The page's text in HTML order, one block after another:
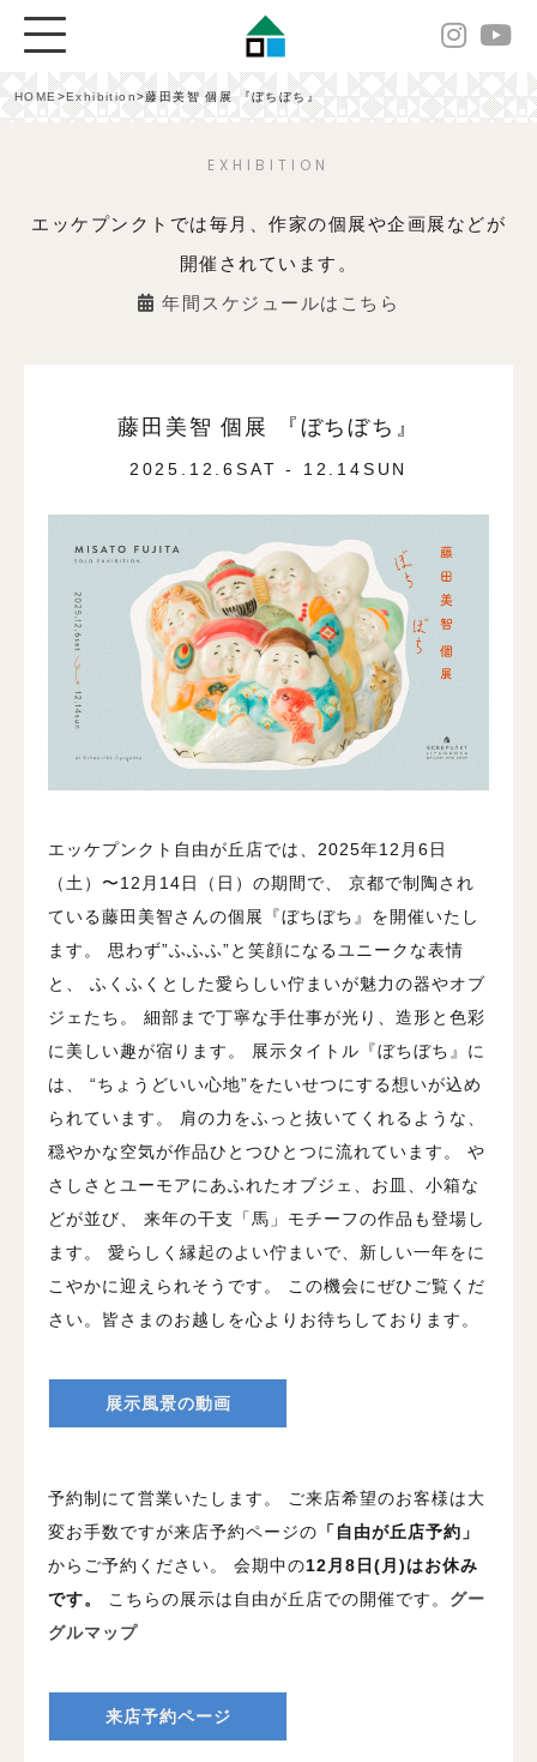
HOME>Exhibition>藤田美智 個展 『ぼちぼち』
EXHIBITION
エッケプンクトでは毎月、作家の個展や企画展などが
開催されています。
年間スケジュールはこちら
藤田美智 個展 『ぼちぼち』
2025.12.6SAT - 12.14SUN
エッケプンクト自由が丘店では、2025年12月6日
（土）〜12月14日（日）の期間で、
京都で制陶され
ている藤田美智さんの個展『ぼちぼち』を開催いたし
ます。
思わず”ふふふ”と笑顔になるユニークな表情
と、
ふくふくとした愛らしい佇まいが魅力の器やオブ
ジェたち。
細部まで丁寧な手仕事が光り、造形と色彩
に美しい趣が宿ります。
展示タイトル『ぼちぼち』に
は、
“ちょうどいい心地”をたいせつにする想いが込め
られています。
肩の力をふっと抜いてくれるような、
穏やかな空気が作品ひとつひとつに流れています。
や
さしさとユーモアにあふれたオブジェ、お皿、小箱な
どが並び、
来年の干支「馬」モチーフの作品も登場し
ます。
愛らしく縁起のよい佇まいで、新しい一年をに
こやかに迎えられそうです。
この機会にぜひご覧くだ
さい。皆さまのお越しを心よりお待ちしております。
展示風景の動画
予約制にて営業いたします。
ご来店希望のお客様は大
変お手数ですが来店予約ページの 「自由が丘店予約」
からご予約ください。
会期中の12月8日(月)はお休み
です。
こちらの展示は自由が丘店での開催です。 グー
グルマップ
来店予約ページ